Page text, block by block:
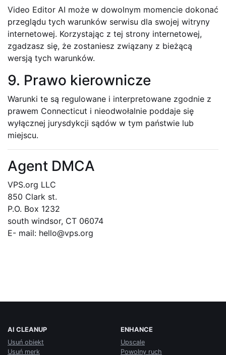
Video Editor AI może w dowolnym momencie dokonać
przeglądu tych warunków serwisu dla swojej witryny
internetowej. Korzystając z tej strony internetowej,
zgadzasz się, że zostaniesz związany z bieżącą
wersją tych warunków.
9. Prawo kierownicze
Warunki te są regulowane i interpretowane zgodnie z
prawem Connecticut i nieodwołalnie poddaje się
wyłącznej jurysdykcji sądów w tym państwie lub
miejscu.
Agent DMCA
VPS.org LLC
850 Clark st.
P.O. Box 1232
south windsor, CT 06074
E- mail: hello@vps.org
AI CLEANUP
Usuń obiekt
Usuń merk
ENHANCE
Upscale
Powolny ruch